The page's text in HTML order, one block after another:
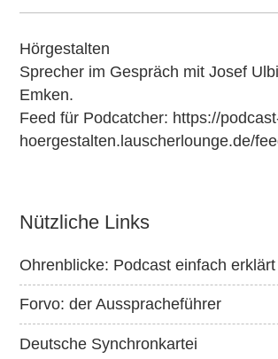
Hörgestalten
Sprecher im Gespräch mit Josef
Emken.
Feed für Podcatcher: https://
hoergestalten.lauscherlounge.de/
Nützliche Links
Ohrenblicke: Podcast einfach erklärt
Forvo: der Ausspracheführer
Deutsche Synchronkartei